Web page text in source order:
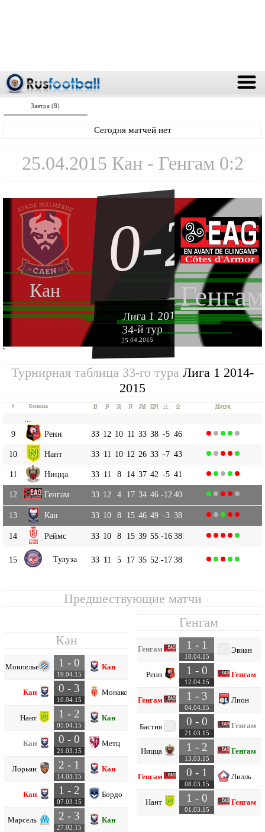
Завтра (8)
Сегодня матчей нет
25.04.2015 Кан - Генгам 0:2
Кан Генгам
0-2
Лига 1 2014-2015
34-й тур
25.04.2015
''
Турнирная таблица 33-го тура Лига 1 2014-
2015
# Команда И В Н П ЗМ ПМ +|- О Матчи
9
Ренн 33 12 10 11 33 38 -5 46
10 Нант 33 11 10 12 26 33 -7 43
11 Ницца 33 11 8 14 37 42 -5 41
12 Генгам 33 12 4 17 34 46 -12 40
13 Кан 33 10 8 15 46 49 -3 38
14 Реймс 33 10 8 15 39 55 -16 38
15 Тулуза 33 11 5 17 35 52 -17 38
Предшествующие матчи
Кан
Монпелье 1 - 0
19.04.15
Кан
Кан 0 - 3
10.04.15
Монако
Нант 1 - 2
05.04.15
Кан
Кан 0 - 0
21.03.15
Метц
Лорьян 2 - 1
14.03.15
Кан
Кан 1 - 2
07.03.15
Бордо
Марсель 2 - 3
27.02.15
Кан
Генгам
Генгам 1 - 1
18.04.15
Эвиан
Ренн 1 - 0
12.04.15
Генгам
Генгам 1 - 3
04.04.15
Лион
Бастия 0 - 0
21.03.15
Генгам
Ницца 1 - 2
13.03.15
Генгам
Генгам 0 - 1
08.03.15
Лилль
Нант 1 - 0
01.03.15
Генгам